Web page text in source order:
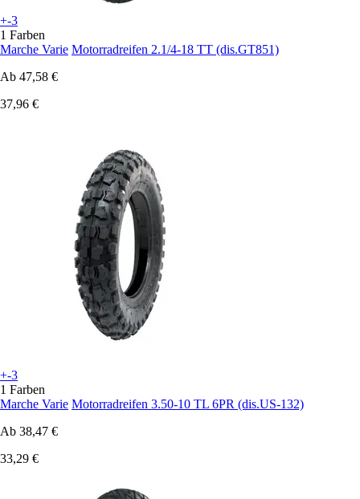
+-3
1 Farben
Marche Varie Motorradreifen 2.1/4-18 TT (dis.GT851)
Ab 47,58 €
37,96 €
+-3
1 Farben
Marche Varie Motorradreifen 3.50-10 TL 6PR (dis.US-132)
Ab 38,47 €
33,29 €